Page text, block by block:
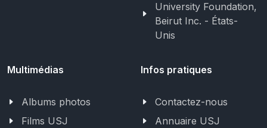
University Foundation,
Beirut Inc. - États-
Unis
Multimédias
Albums photos
Films USJ
Infos pratiques
Contactez-nous
Annuaire USJ